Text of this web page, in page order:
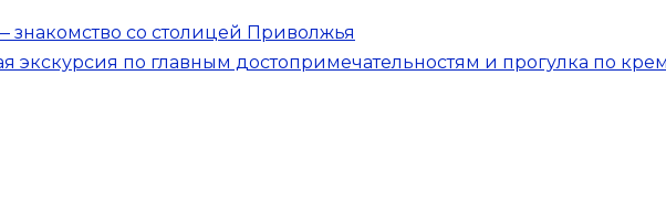
со столицей Приволжья
экскурсия по главным достопримечательностям и прогулка по